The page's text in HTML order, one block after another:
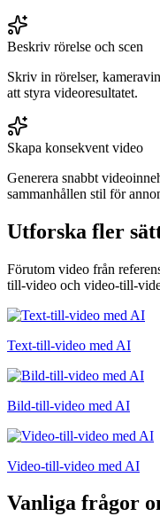
Beskriv rörelse och scen
Skriv in rörelser,
att styra videoresultatet.
Skapa konsekvent video
Generera snabbt
sammanhållen stil för
Utforska fler
Förutom video från
till-video och video-till-
Text-till-video med AI
Bild-till-video med AI
Video-till-video med AI
Vanliga frågor